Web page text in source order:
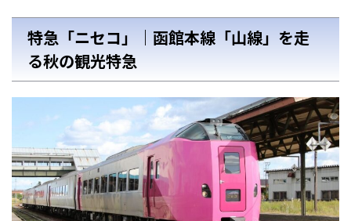
特急「ニセコ」｜函館本線「山線」を走
る秋の観光特急